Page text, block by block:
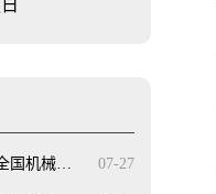
07-27
国机械…